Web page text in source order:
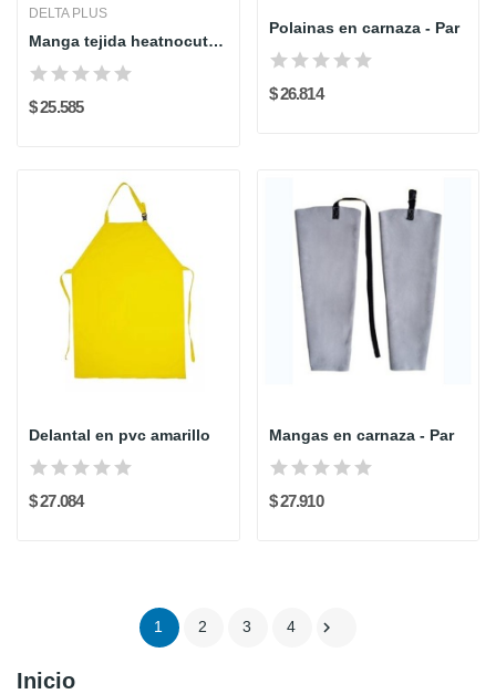
Inicio
DELTA PLUS
Manga tejida heatnocut nivel 5 - 45 cm...
$ 25.585
Polainas en carnaza - Par
$ 26.814
Delantal en pvc amarillo
$ 27.084
Mangas en carnaza - Par
$ 27.910
1 2 3 4 